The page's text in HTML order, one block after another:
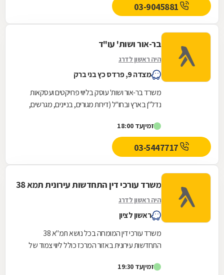
03-9045881
בר-אור ושות' עו"ד
היה ראשון לדרג
מצדה 9, פרדס כץ בני ברק
משרד בר-אור ושות' עוסק בליווי פרויקטים ועסקאות
נדל"ן בארץ ובחו"ל (דירות מגורים, בניינים, מגרשים,
זמיןעד 18:00
03-5447717
משרד עורכי דין התחדשות עירונית תמא 38
היה ראשון לדרג
ראשון לציון
משרד עורכי דין המומחה בכל נושא תמ"א 38
התחדשות עירונית באזור המרכז כולל ליווי צמוד של
לקבלת...
זמיןעד 19:30